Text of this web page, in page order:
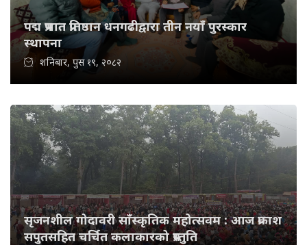
पद्म प्रभात प्रतिष्ठान धनगढीद्वारा तीन नयाँ पुरस्कार
स्थापना
शनिबार, पुस १९, २०८२
सृजनशील गोदावरी साँस्कृतिक महोत्सवम : आज प्रकाश
सपुतसहित चर्चित कलाकारको प्रस्तुति